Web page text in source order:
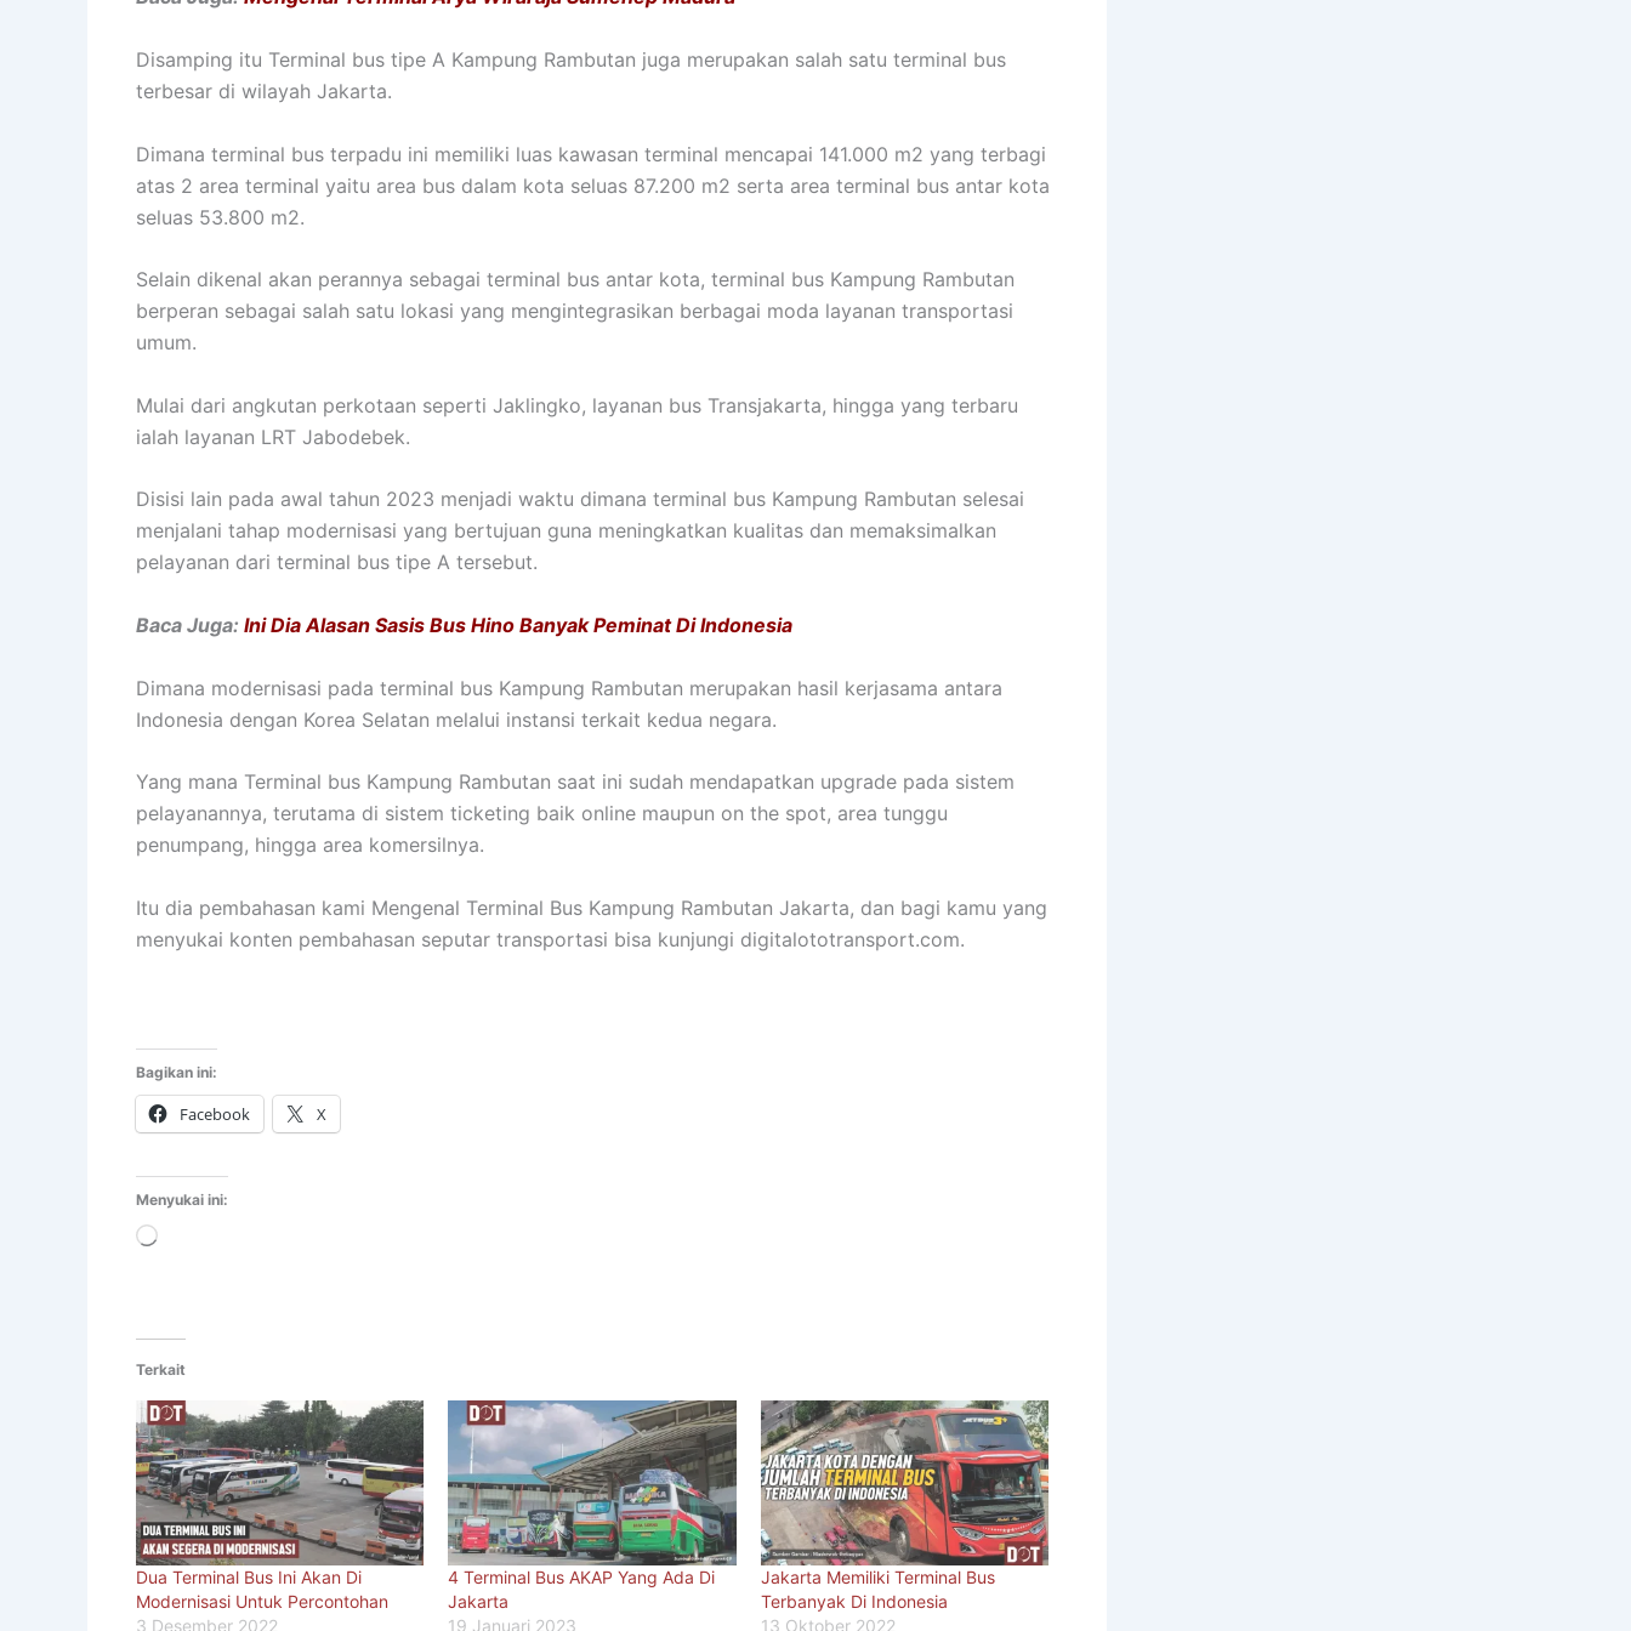
Disamping itu Terminal bus tipe A Kampung Rambutan juga merupakan salah satu terminal bus
terbesar di wilayah Jakarta.
Dimana terminal bus terpadu ini memiliki luas kawasan terminal mencapai 141.000 m2 yang terbagi
atas 2 area terminal yaitu area bus dalam kota seluas 87.200 m2 serta area terminal bus antar kota
seluas 53.800 m2.
Selain dikenal akan perannya sebagai terminal bus antar kota, terminal bus Kampung Rambutan
berperan sebagai salah satu lokasi yang mengintegrasikan berbagai moda layanan transportasi
umum.
Mulai dari angkutan perkotaan seperti Jaklingko, layanan bus Transjakarta, hingga yang terbaru
ialah layanan LRT Jabodebek.
Disisi lain pada awal tahun 2023 menjadi waktu dimana terminal bus Kampung Rambutan selesai
menjalani tahap modernisasi yang bertujuan guna meningkatkan kualitas dan memaksimalkan
pelayanan dari terminal bus tipe A tersebut.
Baca Juga: Ini Dia Alasan Sasis Bus Hino Banyak Peminat Di Indonesia
Dimana modernisasi pada terminal bus Kampung Rambutan merupakan hasil kerjasama antara
Indonesia dengan Korea Selatan melalui instansi terkait kedua negara.
Yang mana Terminal bus Kampung Rambutan saat ini sudah mendapatkan upgrade pada sistem
pelayanannya, terutama di sistem ticketing baik online maupun on the spot, area tunggu
penumpang, hingga area komersilnya.
Itu dia pembahasan kami Mengenal Terminal Bus Kampung Rambutan Jakarta, dan bagi kamu yang
menyukai konten pembahasan seputar transportasi bisa kunjungi digitalototransport.com.
Bagikan ini:
Facebook X
Menyukai ini:
Memuat...
Terkait
Dua Terminal Bus Ini Akan Di
Modernisasi Untuk Percontohan
3 Desember 2022
4 Terminal Bus AKAP Yang Ada Di
Jakarta
19 Januari 2023
Jakarta Memiliki Terminal Bus
Terbanyak Di Indonesia
13 Oktober 2022